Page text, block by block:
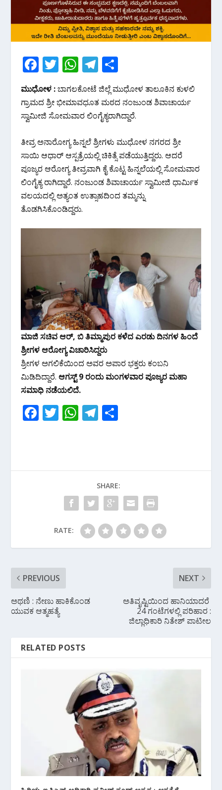
F
ac
e
b
o
k
T
w
itt
er
W
h
at
s
p
p
T
el
e
gr
a
m
h
ar
e
ಮುಧೋಳ :ಬಾಗಲಕೋಟೆ ಜಿಲ್ಲೆ ಮುಧೋಳ ತಾಲೂಕಿನ ಕುಳಲಿ
ಗ್ರಾಮದ ಶ್ರೀ ಭೀಮಾವಧೂತ ಮಠದ ನಂಜುಂಡ ಶಿವಾಚಾರ್ಯ
ಸ್ವಾಮೀಜಿ ಸೋಮವಾರ ಲಿಂಗೈಕ್ಯರಾಗಿದ್ದಾರೆ.
ತೀವ್ರ ಅನಾರೋಗ್ಯ ಹಿನ್ನಲೆ ಶ್ರೀಗಳು ಮುಧೋಳ ನಗರದ ಶ್ರೀ
ಸಾಯಿ ಆಧಾರ್ ಆಸ್ಪತ್ರೆಯಲ್ಲಿ ಚಿಕಿತ್ಸೆ ಪಡೆಯುತ್ತಿದ್ದರು. ಆದರೆ
ಪೂಜ್ಯರ ಆರೋಗ್ಯ ತೀವ್ರವಾಗಿ ಕೈ ಕೊಟ್ಟ ಹಿನ್ನಲೆಯಲ್ಲಿ ಸೋಮವಾರ
ಲಿಂಗೈಕ್ಯ ರಾಗಿದ್ದಾರೆ. ನಂಜುಂಡ ಶಿವಾಚಾರ್ಯ ಸ್ವಾಮೀಜಿ ಧಾರ್ಮಿಕ
ವಲಯದಲ್ಲಿ ಅತ್ಯಂತ ಉತ್ಸಾಹದಿಂದ ತಮ್ಮನ್ನು
ತೊಡಗಿಸಿಕೊಂಡಿದ್ದರು.
ಮಾಜಿ ಸಚಿವ ಆರ್, ಬಿ ತಿಮ್ಮಾಪುರ ಕಳೆದ ಎರಡು ದಿನಗಳ ಹಿಂದೆ
ಶ್ರೀಗಳ ಆರೋಗ್ಯ ವಿಚಾರಿಸಿದ್ದರು
ಶ್ರೀಗಳ ಅಗಲಿಕೆಯಿಂದ ಅವರ ಅಪಾರ ಭಕ್ತರು ಕಂಬನಿ
ಮಿಡಿದಿದ್ದಾರೆ.ಆಗಸ್ಟ್ 9 ರಂದು ಮಂಗಳವಾರ ಪೂಜ್ಯರ ಮಹಾ
ಸಮಾಧಿ ನಡೆಯಲಿದೆ.
F
o
T W
A
p
p
T
a
m
SHARE:
RATE:
PREVIOUS
ಅಥಣಿ : ನೇಣು ಹಾಕಿಕೊಂಡ
ಯುವಕ ಆತ್ಮಹತ್ಯೆ
NEXT
ಅತಿವೃಷ್ಟಿಯಿಂದ ಹಾನಿಯಾದರೆ
24 ಗಂಟೆಗಳಲ್ಲಿ ಪರಿಹಾರ :
ಜಿಲ್ಲಾಧಿಕಾರಿ ನಿತೇಶ್ ಪಾಟೀಲ
RELATED POSTS